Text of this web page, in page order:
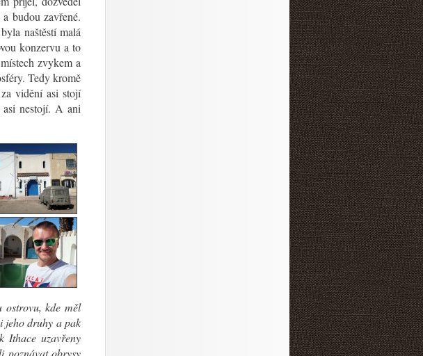
budou zavřené.
naštěstí malá
konzervu a to
zvykem a
Tedy kromě
vidění asi stojí
nestojí. A ani
ostrovu, kde měl
jeho druhy a pak
Ithace uzavřeny
poznávat obrysy